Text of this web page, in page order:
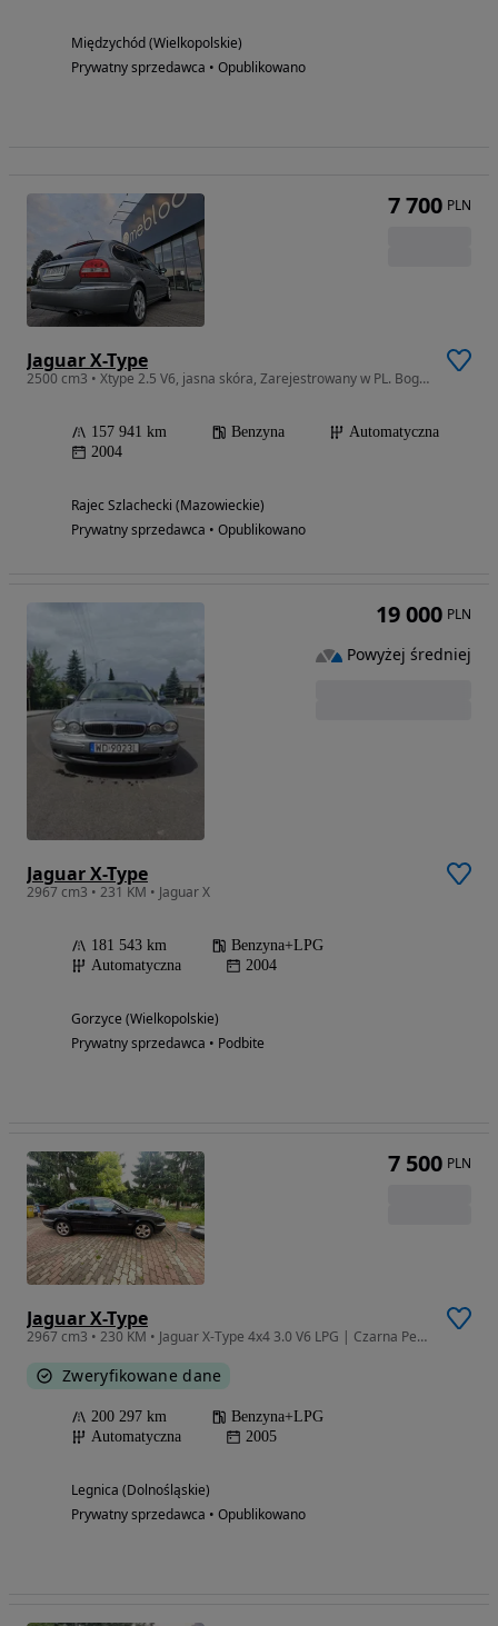
Międzychód (Wielkopolskie)
Prywatny sprzedawca • Opublikowano
Jaguar X-Type
2500 cm3 • Xtype 2.5 V6, jasna skóra, Zarejestrowany w PL. Bogate wyposażenie
157 941 km Benzyna
Automatyczna
2004
Rajec Szlachecki (Mazowieckie)
Prywatny sprzedawca • Opublikowano
7 700 PLN
Jaguar X-Type
2967 cm3 • 231 KM • Jaguar X
181 543 km
Benzyna+LPG
Automatyczna
2004
Gorzyce (Wielkopolskie)
Prywatny sprzedawca • Podbite
19 000 PLN
Powyżej średniej
Jaguar X-Type
2967 cm3 • 230 KM • Jaguar X-Type 4x4 3.0 V6 LPG | Czarna Perła | Skóra
Zweryfikowane dane
200 297 km
Benzyna+LPG
Automatyczna
2005
Legnica (Dolnośląskie)
Prywatny sprzedawca • Opublikowano
7 500 PLN